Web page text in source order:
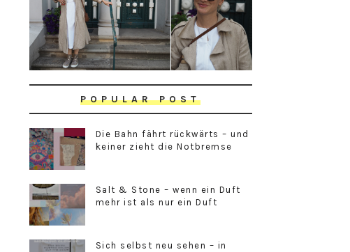
POPULAR POST
Die Bahn fährt rückwärts – und
keiner zieht die Notbremse
Salt & Stone – wenn ein Duft
mehr ist als nur ein Duft
Sich selbst neu sehen – in